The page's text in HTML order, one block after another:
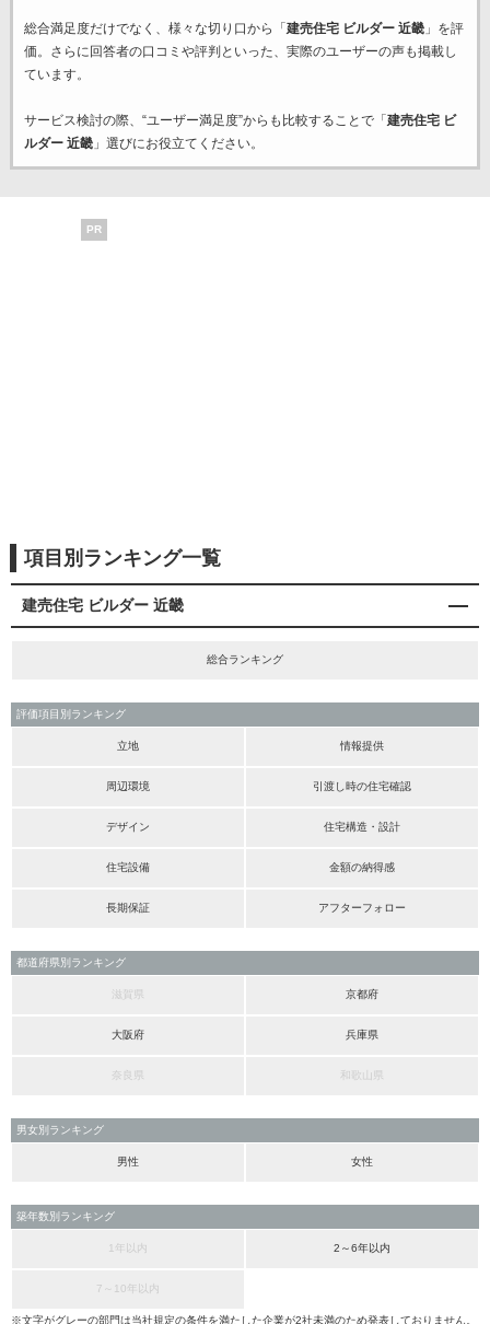
総合満足度だけでなく、様々な切り口から「 建売住宅 ビルダー 近畿」を評
価。さらに回答者の口コミや評判といった、実際のユーザーの声も掲載し
ています。
サービス検討の際、“ユーザー満足度”からも比較することで「 建売住宅 ビ
ルダー 近畿」選びにお役立てください。
PR
項目別ランキング一覧
建売住宅 ビルダー 近畿
総合ランキング
評価項目別ランキング
立地 情報提供
周辺環境 引渡し時の住宅確認
デザイン 住宅構造・設計
住宅設備 金額の納得感
長期保証 アフターフォロー
都道府県別ランキング
滋賀県 京都府
大阪府 兵庫県
奈良県 和歌山県
男女別ランキング
男性 女性
築年数別ランキング
1年以内 2～6年以内
7～10年以内
※文字がグレーの部門は当社規定の条件を満たした企業が2社未満のため発表しておりません。